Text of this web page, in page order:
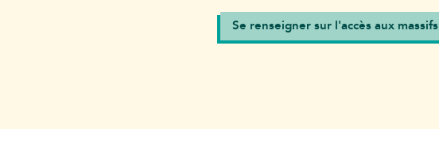
Se renseigner sur l'accès aux massifs